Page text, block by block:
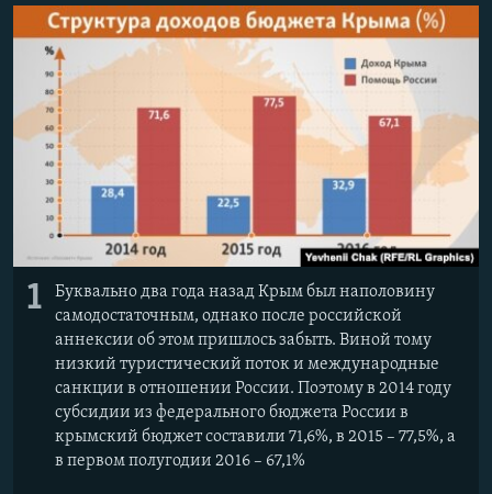
ПОБЕДИТЕЛЕЙ НЕ СУДЯТ?
КРЫМ.НЕПОКОРЕННЫЙ
ELIFBE
УКРАИНСКАЯ ПРОБЛЕМА КРЫМА
ПРИСОЕДИНЯЙТЕСЬ!
Все сайты RFE/RL
1
Буквально два года назад Крым был наполовину
самодостаточным, однако после российской
аннексии об этом пришлось забыть. Виной тому
низкий туристический поток и международные
санкции в отношении России. Поэтому в 2014 году
субсидии из федерального бюджета России в
крымский бюджет составили 71,6%, в 2015 – 77,5%, а
в первом полугодии 2016 – 67,1%